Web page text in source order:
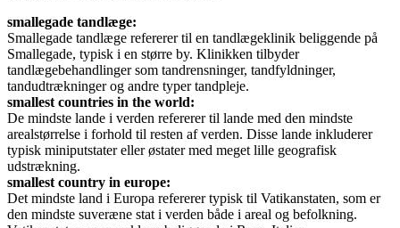
smallegade tandlæge:
Smallegade tandlæge refererer til en tandlægeklinik beliggende på
Smallegade, typisk i en større by. Klinikken tilbyder
tandlægebehandlinger som tandrensninger, tandfyldninger,
tandudtrækninger og andre typer tandpleje.
smallest countries in the world:
De mindste lande i verden refererer til lande med den mindste
arealstørrelse i forhold til resten af verden. Disse lande inkluderer
typisk miniputstater eller østater med meget lille geografisk
udstrækning.
smallest country in europe:
Det mindste land i Europa refererer typisk til Vatikanstaten, som er
den mindste suveræne stat i verden både i areal og befolkning.